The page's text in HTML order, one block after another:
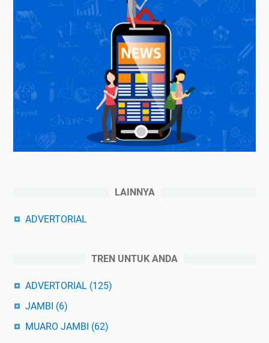
LAINNYA
ADVERTORIAL
TREN UNTUK ANDA
ADVERTORIAL (125)
JAMBI (6)
MUARO JAMBI (62)